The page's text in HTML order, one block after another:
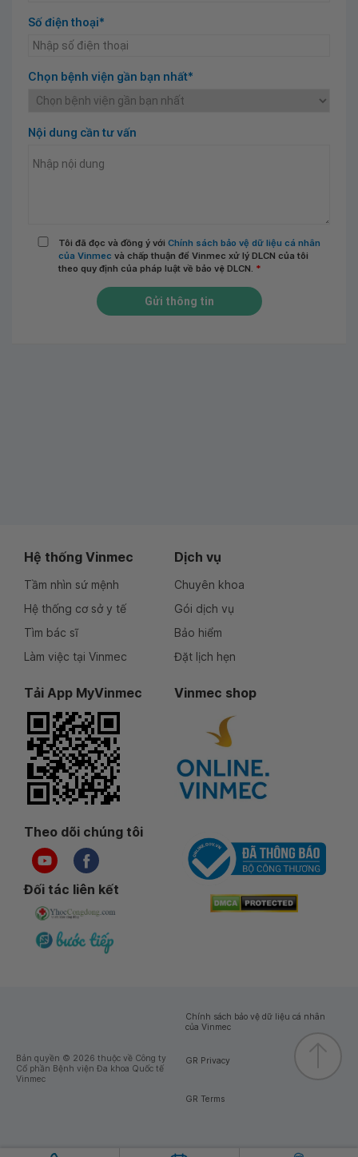
Số điện thoại*
Chọn bệnh viện gần bạn nhất*
Nội dung cần tư vấn
Tôi đã đọc và đồng ý với Chính sách bảo vệ dữ liệu cá nhân
của Vinmec và chấp thuận để Vinmec xử lý DLCN của tôi
theo quy định của pháp luật về bảo vệ DLCN. *
Gửi thông tin
Hệ thống Vinmec
Tầm nhìn sứ mệnh
Hệ thống cơ sở y tế
Tìm bác sĩ
Làm việc tại Vinmec
Dịch vụ
Chuyên khoa
Gói dịch vụ
Bảo hiểm
Đặt lịch hẹn
Tải App MyVinmec Vinmec shop
Theo dõi chúng tôi
Đối tác liên kết
Bản quyền © 2026 thuộc về Công ty
Cổ phần Bệnh viện Đa khoa Quốc tế
Vinmec
Chính sách bảo vệ dữ liệu cá nhân
của Vinmec
GR Privacy
GR Terms